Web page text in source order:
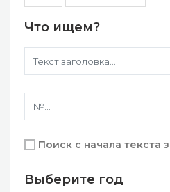
Что ищем?
Поиск с начала текста
Выберите год